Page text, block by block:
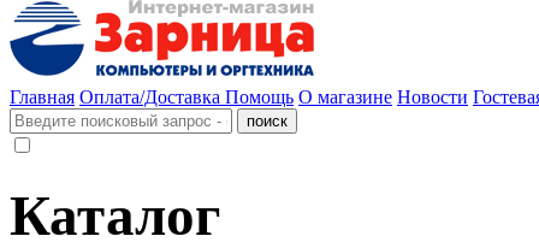
Главная Оплата/Доставка Помощь О магазине Новости
Каталог